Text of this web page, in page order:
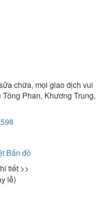
chữa, mọi giao dịch vui
Phan, Khương Trung,
Bản đồ
tiết >>
lễ)